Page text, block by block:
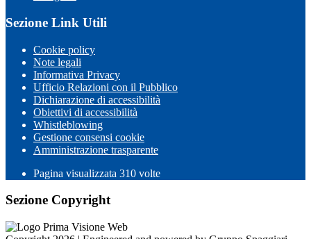
Sezione Link Utili
Cookie policy
Note legali
Informativa Privacy
Ufficio Relazioni con il Pubblico
Dichiarazione di accessibilità
Obiettivi di accessibilità
Whistleblowing
Gestione consensi cookie
Amministrazione trasparente
Pagina visualizzata 310 volte
Sezione Copyright